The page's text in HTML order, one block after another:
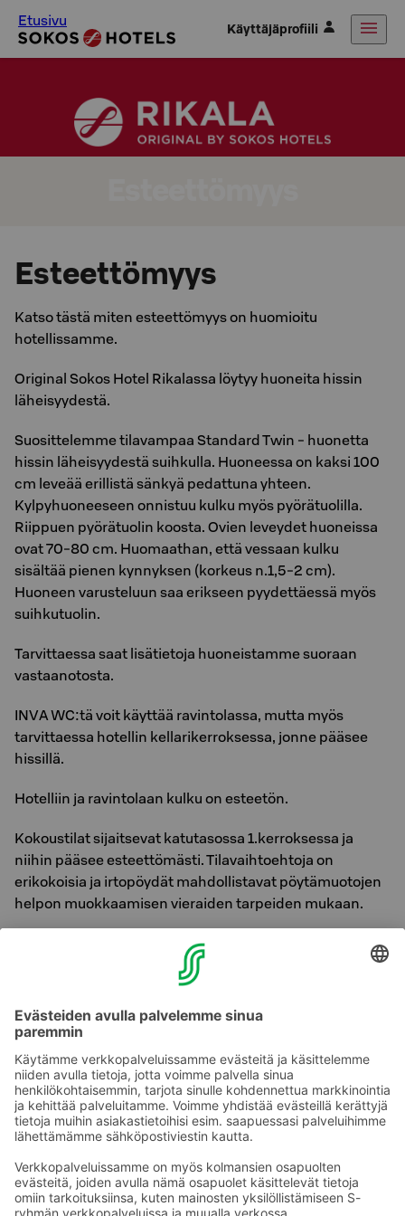
Etusivu Käyttäjäprofiili
Esteettömyys
Katso tästä miten esteettömyys on huomioitu
hotellissamme.
Original Sokos Hotel Rikalassa löytyy huoneita hissin
läheisyydestä.
Suosittelemme tilavampaa Standard Twin - huonetta
hissin läheisyydestä suihkulla. Huoneessa on kaksi 100
cm leveää erillistä sänkyä pedattuna yhteen.
Kylpyhuoneeseen onnistuu kulku myös pyörätuolilla.
Riippuen pyörätuolin koosta. Ovien leveydet huoneissa
ovat 70-80 cm. Huomaathan, että vessaan kulku
sisältää pienen kynnyksen (korkeus n.1,5-2 cm).
Huoneen varusteluun saa erikseen pyydettäessä myös
suihkutuolin.
Tarvittaessa saat lisätietoja huoneistamme suoraan
vastaanotosta.
INVA WC:tä voit käyttää ravintolassa, mutta myös
tarvittaessa hotellin kellarikerroksessa, jonne pääsee
hissillä.
Hotelliin ja ravintolaan kulku on esteetön.
Kokoustilat sijaitsevat katutasossa 1.kerroksessa ja
niihin pääsee esteettömästi. Tilavaihtoehtoja on
erikokoisia ja irtopöydät mahdollistavat pöytämuotojen
helpon muokkaamisen vieraiden tarpeiden mukaan.
Hissin ovien leveys on 80 cm. Hissin koko (110 cm pituus
pysäköintiruutua.
Opaskoirat ovat tervetulleita veloituksetta hotelliimme –
ilmoitathan meille erikseen huonetta varattaessa.
Ota yhteyttä
Sokos Hotels uutiskirje